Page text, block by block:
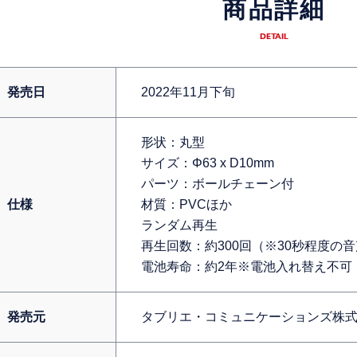
商品詳細
DETAIL
発売日 2022年11月下旬
仕様
形状：丸型
サイズ：Φ63 x D10mm
パーツ：ボールチェーン付
材質：PVCほか
ランダム再生
再生回数：約300回（※30秒程度の
電池寿命：約2年※電池入れ替え不可
発売元 タブリエ・コミュニケーションズ株